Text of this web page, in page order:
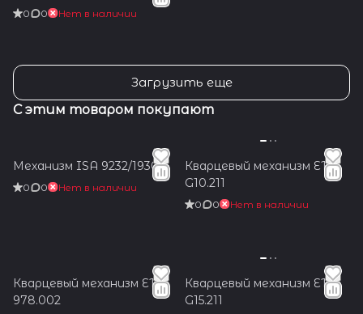
0 0 Нет в наличии
Загрузить еще
С этим товаром покупают
Механизм ISA 9232/1930
0 0 Нет в наличии
Кварцевый механизм ETA
G10.211
0 0 Нет в наличии
Кварцевый механизм ETA
978.002
Кварцевый механизм ETA
G15.211